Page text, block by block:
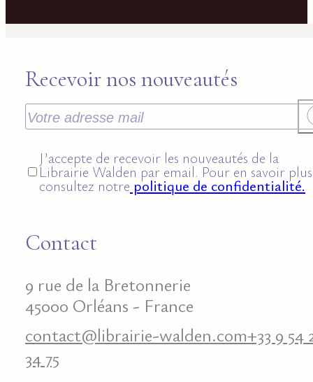
Recevoir nos nouveautés
J’accepte de recevoir les nouveautés de la
Librairie Walden par email. Pour en savoir
consultez notre politique de confidentialité.
Contact
9 rue de la Bretonnerie
45000 Orléans - France
contact@librairie-walden.com+33 9 54
34 75